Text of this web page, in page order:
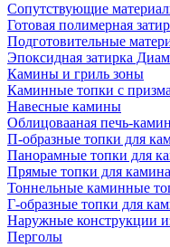
Сопутствующие
Готовая полимерная
Подготовительные
Эпоксидная затирка
Камины и гриль зоны
Каминные топки с
Навесные камины
Облицовааная печь-камин
П-образные топки для
Панорамные топки для
Прямые топки для камина
Тоннельные каминные
Г-образные топки для
Наружные конструкции
Перголы